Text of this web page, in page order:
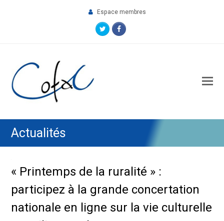
Espace membres
TwitterFacebook
Actualités
« Printemps de la ruralité » :
participez à la grande concertation
nationale en ligne sur la vie culturelle